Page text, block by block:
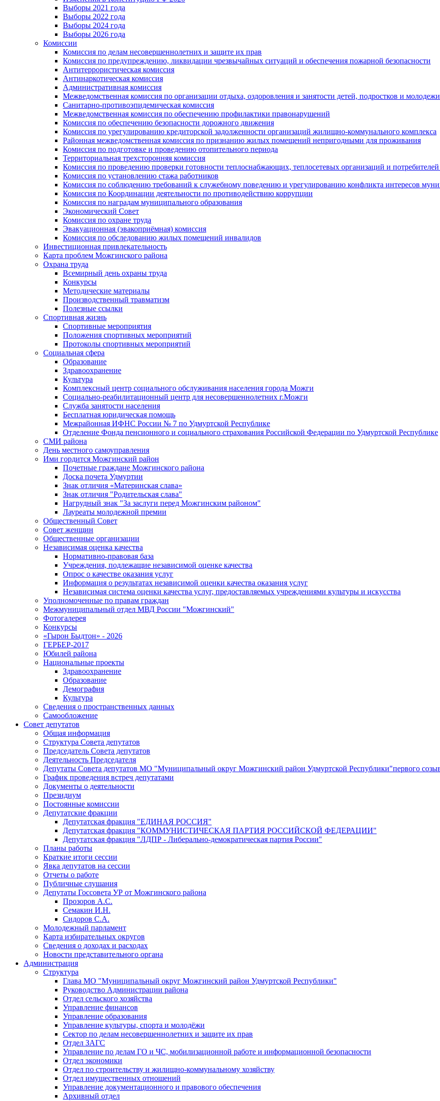
Выборы 2021 года
Выборы 2022 года
Выборы 2024 года
Выборы 2026 года
Комиссии
Комиссия по делам несовершеннолетних и защите их прав
Комиссия по предупреждению, ликвидации чрезвычайных ситуаций и обеспечения пожарной безопасности
Антитеррористическая комиссия
Антинаркотическая комиссия
Административная комиссия
Межведомственная комиссия по организации отдыха, оздоровления и занятости детей, подростков и
Санитарно-противоэпидемическая комиссия
Межведомственная комиссия по обеспечению профилактики правонарушений
Комиссия по обеспечению безопасности дорожного движения
Комиссия по урегулированию кредиторской задолженности организаций жилищно-коммунального комплекса
Районная межведомственная комиссия по признанию жилых помещений непригодными для проживания
Комиссия по подготовке и проведению отопительного периода
Территориальная трехсторонняя комиссия
Комиссия по проведению проверки готовности теплоснабжающих, теплосетевых организаций и
Комиссия по установлению стажа работников
Комиссия по соблюдению требований к служебному поведению и урегулированию конфликта интересов
Комиссия по Координации деятельности по противодействию коррупции
Комиссия по наградам муниципального образования
Экономический Совет
Комиссия по охране труда
Эвакуационная (эвакоприёмная) комиссия
Комиссия по обследованию жилых помещений инвалидов
Инвестиционная привлекательность
Карта проблем Можгинского района
Охрана труда
Всемирный день охраны труда
Конкурсы
Методические материалы
Производственный травматизм
Полезные ссылки
Спортивная жизнь
Спортивные мероприятия
Положения спортивных мероприятий
Протоколы спортивных мероприятий
Социальная сфера
Образование
Здравоохранение
Культура
Комплексный центр социального обслуживания населения города Можги
Социально-реабилитационный центр для несовершеннолетних г.Можги
Служба занятости населения
Бесплатная юридическая помощь
Межрайонная ИФНС России № 7 по Удмуртской Республике
Отделение Фонда пенсионного и социального страхования Российской Федерации по Удмуртской Республике
СМИ района
День местного самоуправления
Ими гордится Можгинский район
Почетные граждане Можгинского района
Доска почета Удмуртии
Знак отличия «Материнская слава»
Знак отличия "Родительская слава"
Нагрудный знак "За заслуги перед Можгинским районом"
Лауреаты молодежной премии
Общественный Совет
Совет женщин
Общественные организации
Независимая оценка качества
Нормативно-правовая база
Учреждения, подлежащие независимой оценке качества
Опрос о качестве оказания услуг
Информация о результатах независимой оценки качества оказания услуг
Независимая система оценки качества услуг, предоставляемых учреждениями культуры и искусства
Уполномоченные по правам граждан
Межмуниципальный отдел МВД России "Можгинский"
Фотогалерея
Конкурсы
«Гырон Быдтон» - 2026
ГЕРБЕР-2017
Юбилей района
Национальные проекты
Здравоохранение
Образование
Демография
Культура
Сведения о пространственных данных
Самообложение
Совет депутатов
Общая информация
Структура Совета депутатов
Председатель Совета депутатов
Деятельность Председателя
Депутаты Совета депутатов МО "Муниципальный округ Можгинский район Удмуртской Республики"первого
График проведения встреч депутатами
Документы о деятельности
Президиум
Постоянные комиссии
Депутатские фракции
Депутатская фракция "ЕДИНАЯ РОССИЯ"
Депутатская фракция "КОММУНИСТИЧЕСКАЯ ПАРТИЯ РОССИЙСКОЙ ФЕДЕРАЦИИ"
Депутатская фракция "ЛДПР - Либерально-демократическая партия России"
Планы работы
Краткие итоги сессии
Явка депутатов на сессии
Отчеты о работе
Публичные слушания
Депутаты Госсовета УР от Можгинского района
Прозоров А.С.
Семакин И.Н.
Сидоров С.А.
Молодежный парламент
Карта избирательных округов
Сведения о доходах и расходах
Новости представительного органа
Администрация
Структура
Глава МО "Муниципальный округ Можгинский район Удмуртской Республики"
Руководство Администрации района
Отдел сельского хозяйства
Управление финансов
Управление образования
Управление культуры, спорта и молодёжи
Сектор по делам несовершеннолетних и защите их прав
Отдел ЗАГС
Управление по делам ГО и ЧС, мобилизационной работе и информационной безопасности
Отдел экономики
Отдел по строительству и жилищно-коммунальному хозяйству
Отдел имущественных отношений
Управление документационного и правового обеспечения
Архивный отдел